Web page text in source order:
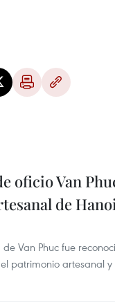
oficio Van
de
Van Phuc fue
patrimonio artesanal